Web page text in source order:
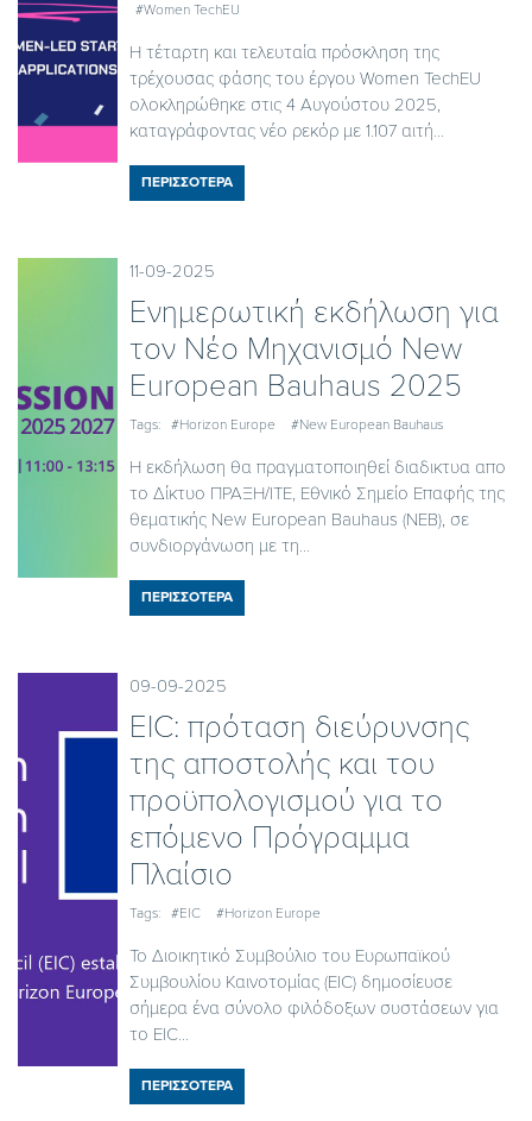
#Women TechEU
Η τέταρτη και τελευταία πρόσκληση της
τρέχουσας φάσης του έργου Women TechEU
ολοκληρώθηκε στις 4 Αυγούστου 2025,
καταγράφοντας νέο ρεκόρ με 1.107 αιτή...
ΠΕΡΙΣΣΟΤΕΡΑ
11-09-2025
Ενημερωτική εκδήλωση για
τον Νέο Μηχανισμό New
European Bauhaus 2025
Tags: #Horizon Europe #New European Bauhaus
Η εκδήλωση θα πραγματοποιηθεί διαδικτυα απο
το Δίκτυο ΠΡΑΞΗ/ΙΤΕ, Εθνικό Σημείο Επαφής της
θεματικής New European Bauhaus (NEB), σε
συνδιοργάνωση με τη...
ΠΕΡΙΣΣΟΤΕΡΑ
09-09-2025
EIC: πρόταση διεύρυνσης
της αποστολής και του
προϋπολογισμού για το
επόμενο Πρόγραμμα
Πλαίσιο
Tags: #EIC #Horizon Europe
Το Διοικητικό Συμβούλιο του Ευρωπαϊκού
Συμβουλίου Καινοτομίας (EIC) δημοσίευσε
σήμερα ένα σύνολο φιλόδοξων συστάσεων για
το EIC...
ΠΕΡΙΣΣΟΤΕΡΑ